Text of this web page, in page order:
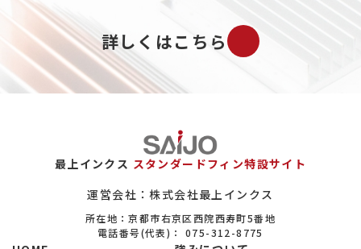
既設プラントの配管冷却について
バイオマス市場について
ガスについて
保全（メンテナンス）市場について
ヒートシンクについて
設備系商社について
詳しくはこちら
最上インクス スタンダードフィン特設サイト
運営会社：株式会社最上インクス
所在地：京都市右京区西院西寿町5番地
電話番号(代表)：075-312-8775